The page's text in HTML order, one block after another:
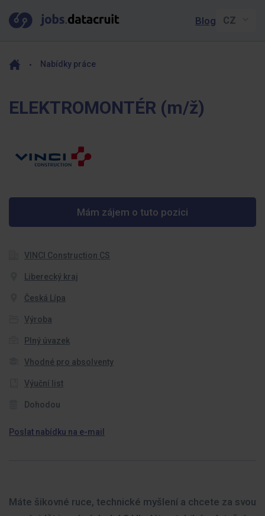
Blog
Nabídky práce
ELEKTROMONTÉR (m/ž)
Mám zájem o tuto pozici
VINCI Construction CS
Liberecký kraj
Česká Lípa
Výroba
Plný úvazek
Vhodné pro absolventy
Výuční list
Dohodou
Poslat nabídku na e-mail
Máte šikovné ruce, technické myšlení a chcete za svou